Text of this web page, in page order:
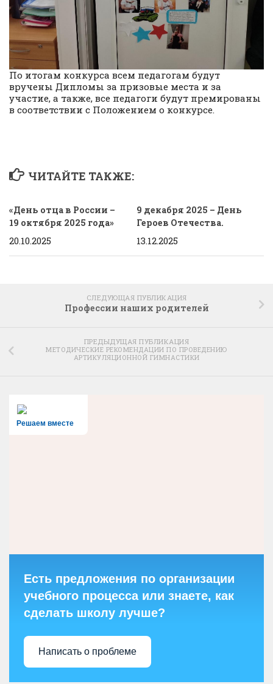
По итогам конкурса всем педагогам будут
вручены Дипломы за призовые места и за
участие, а также, все педагоги будут премированы
в соответствии с Положением о конкурсе.
ЧИТАЙТЕ ТАКЖЕ:
«День отца в России –
19 октября 2025 года»
20.10.2025
9 декабря 2025 – День
Героев Отечества.
13.12.2025
СЛЕДУЮЩАЯ ПУБЛИКАЦИЯ
Профессии наших родителей
ПРЕДЫДУЩАЯ ПУБЛИКАЦИЯ
МЕТОДИЧЕСКИЕ РЕКОМЕНДАЦИИ ПО ПРОВЕДЕНИЮ
АРТИКУЛЯЦИОННОЙ ГИМНАСТИКИ
Решаем вместе
Есть предложения по организации
учебного процесса или знаете, как
сделать школу лучше?
Написать о проблеме